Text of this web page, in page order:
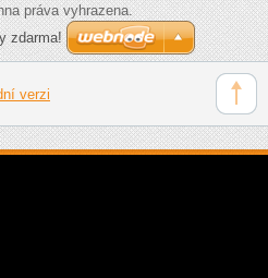
práva vyhrazena.
zdarma!
verzi